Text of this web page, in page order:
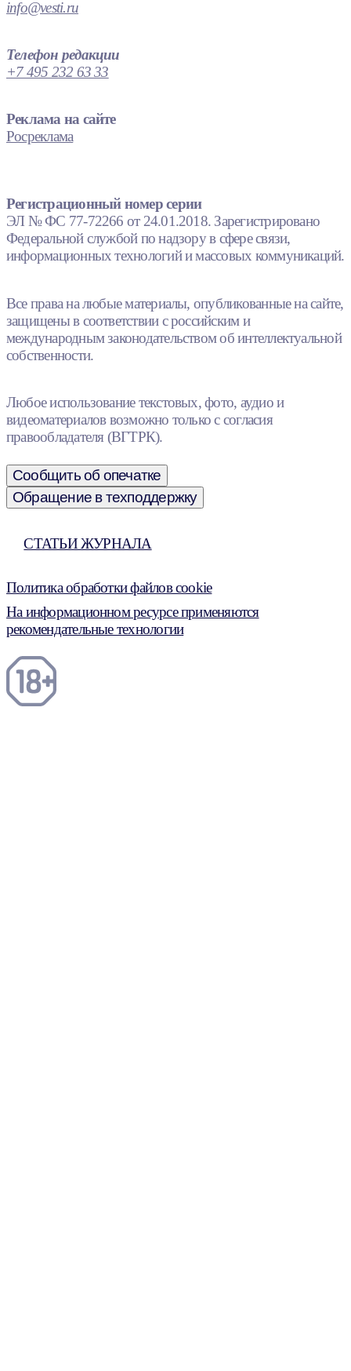
info@vesti.ru
Телефон редакции
+7 495 232 63 33
Реклама на сайте
Росреклама
Регистрационный номер серии
ЭЛ № ФС 77-72266 от 24.01.2018. Зарегистрировано
Федеральной службой по надзору в сфере связи,
информационных технологий и массовых коммуникаций.
Все права на любые материалы, опубликованные на сайте,
защищены в соответствии с российским и
международным законодательством об интеллектуальной
собственности.
Любое использование текстовых, фото, аудио и
видеоматериалов возможно только с согласия
правообладателя (ВГТРК).
Сообщить об опечатке
Обращение в техподдержку
СТАТЬИ ЖУРНАЛА
Политика обработки файлов cookie
На информационном ресурсе применяются
рекомендательные технологии